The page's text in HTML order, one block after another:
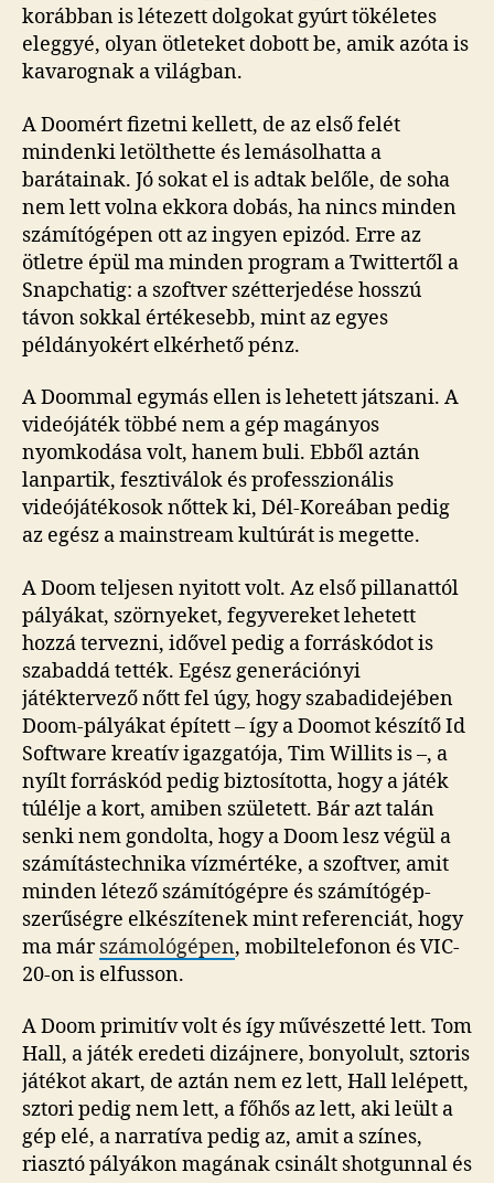
korábban is létezett dolgokat gyúrt tökéletes
eleggyé, olyan ötleteket dobott be, amik azóta is
kavarognak a világban.
A Doomért fizetni kellett, de az első felét
mindenki letölthette és lemásolhatta a
barátainak. Jó sokat el is adtak belőle, de soha
nem lett volna ekkora dobás, ha nincs minden
számítógépen ott az ingyen epizód. Erre az
ötletre épül ma minden program a Twittertől a
Snapchatig: a szoftver szétterjedése hosszú
távon sokkal értékesebb, mint az egyes
példányokért elkérhető pénz.
A Doommal egymás ellen is lehetett játszani. A
videójáték többé nem a gép magányos
nyomkodása volt, hanem buli. Ebből aztán
lanpartik, fesztiválok és professzionális
videójátékosok nőttek ki, Dél-Koreában pedig
az egész a mainstream kultúrát is megette.
A Doom teljesen nyitott volt. Az első pillanattól
pályákat, szörnyeket, fegyvereket lehetett
hozzá tervezni, idővel pedig a forráskódot is
szabaddá tették. Egész generációnyi
játéktervező nőtt fel úgy, hogy szabadidejében
Doom-pályákat épített – így a Doomot készítő Id
Software kreatív igazgatója, Tim Willits is –, a
nyílt forráskód pedig biztosította, hogy a játék
túlélje a kort, amiben született. Bár azt talán
senki nem gondolta, hogy a Doom lesz végül a
számítástechnika vízmértéke, a szoftver, amit
minden létező számítógépre és számítógép-
szerűségre elkészítenek mint referenciát, hogy
ma márszámológépen, mobiltelefonon és VIC-
20-on is elfusson.
A Doom primitív volt és így művészetté lett. Tom
Hall, a játék eredeti dizájnere, bonyolult, sztoris
játékot akart, de aztán nem ez lett, Hall lelépett,
sztori pedig nem lett, a főhős az lett, aki leült a
gép elé, a narratíva pedig az, amit a színes,
riasztó pályákon magának csinált shotgunnal és